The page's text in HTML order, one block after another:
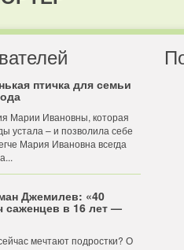
птичка для семьи
Марии Ивановны, которая
устала – и позволила себе
Мария Ивановна всегда
Джемилев: «40
саженцев в 16 лет —
мечтают подростки? О